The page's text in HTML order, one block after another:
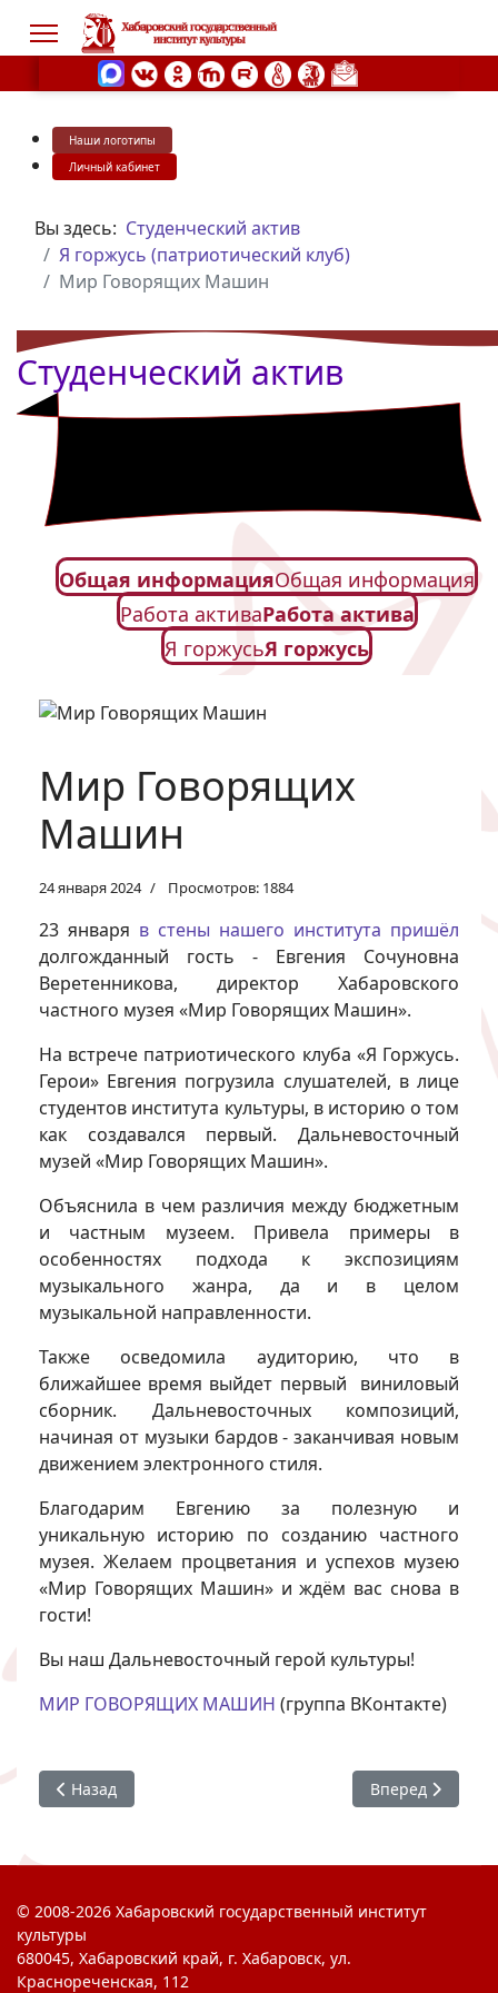
Наши логотипы
Личный кабинет
Вы здесь: Студенческий актив
Я горжусь (патриотический клуб)
Мир Говорящих Машин
Студенческий актив
Общая информацияОбщая информация
Работа активаРабота актива
Я горжусьЯ горжусь
Мир Говорящих
Машин
24 января 2024 Просмотров: 1884
23 января в стены нашего института пришёл
долгожданный гость - Евгения Сочуновна
Веретенникова, директор Хабаровского
частного музея «Мир Говорящих Машин».
На встрече патриотического клуба «Я Горжусь.
Герои» Евгения погрузила слушателей, в лице
студентов института культуры, в историю о том
как создавался первый. Дальневосточный
музей «Мир Говорящих Машин».
Объяснила в чем различия между бюджетным
и частным музеем. Привела примеры в
особенностях подхода к экспозициям
музыкального жанра, да и в целом
музыкальной направленности.
Также осведомила аудиторию, что в
ближайшее время выйдет первый виниловый
сборник. Дальневосточных композиций,
начиная от музыки бардов - заканчивая новым
движением электронного стиля.
Благодарим Евгению за полезную и
уникальную историю по созданию частного
музея. Желаем процветания и успехов музею
«Мир Говорящих Машин» и ждём вас снова в
гости!
Вы наш Дальневосточный герой культуры!
МИР ГОВОРЯЩИХ МАШИН (группа ВКонтакте)
Предыдущий: История для будущего. Дальний Восток
Назад Следующий:
Вперед
© 2008-2026 Хабаровский государственный институт
культуры
680045, Хабаровский край, г. Хабаровск, ул.
Краснореченская, 112